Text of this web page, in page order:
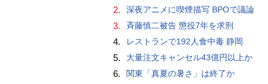
2. 深夜アニメに喫煙描写 BPOで議論
3. 斉藤慎二被告 懲役7年を求刑
4. レストランで192人食中毒 静岡
5. 大量注文キャンセル43億円以上か
6. 関東「真夏の暑さ」は終了か